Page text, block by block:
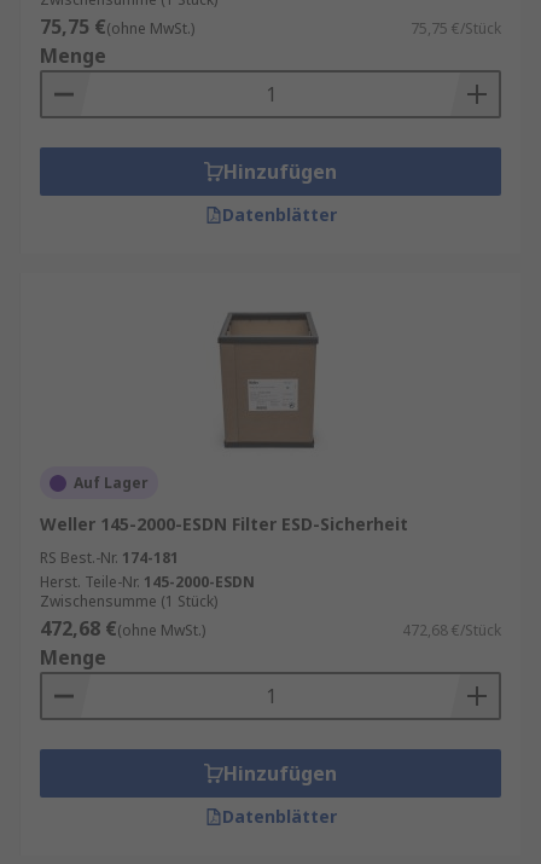
75,75 €(ohne MwSt.) 75,75 €/Stück
Menge
Hinzufügen
Datenblätter
Auf Lager
Weller 145-2000-ESDN Filter ESD-Sicherheit
RS Best.-Nr. 174-181
Herst. Teile-Nr. 145-2000-ESDN
Zwischensumme (1 Stück)
472,68 €(ohne MwSt.) 472,68 €/Stück
Menge
Hinzufügen
Datenblätter